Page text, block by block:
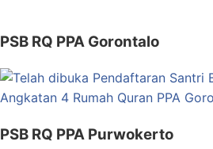
PSB RQ PPA Gorontalo
PSB RQ PPA Purwokerto